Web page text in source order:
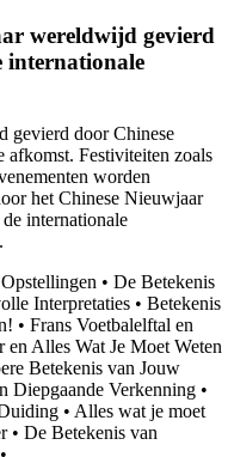
wereldwijd gevierd
internationale
gevierd door Chinese
afkomst. Festiviteiten zoals
worden
het Chinese Nieuwjaar
internationale
• De Betekenis
Interpretaties • Betekenis
• Frans Voetbalelftal en
Alles Wat Je Moet Weten
Betekenis van Jouw
Diepgaande Verkenning •
• Alles wat je moet
• De Betekenis van